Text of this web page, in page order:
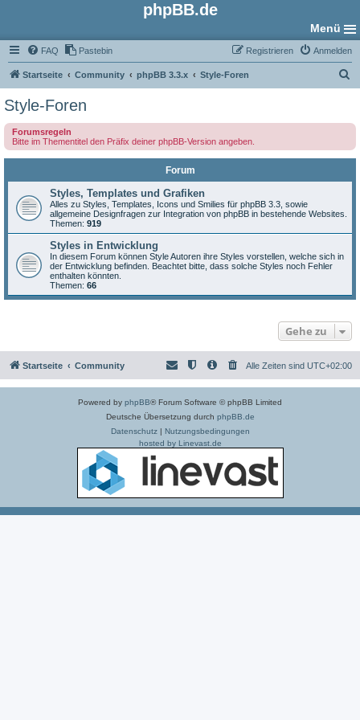
phpBB.de
Menü
FAQ Pastebin Anmelden
Registrieren
Startseite Community phpBB 3.3.x Style-Foren
e
Style-Foren
Forumsregeln
Bitte im Thementitel den Präfix deiner phpBB-Version angeben.
Forum
Styles, Templates und Grafiken
Alles zu Styles, Templates, Icons und Smilies für phpBB 3.3, sowie
allgemeine Designfragen zur Integration von phpBB in bestehende Websites.
Themen: 919
Styles in Entwicklung
In diesem Forum können Style Autoren ihre Styles vorstellen, welche sich in
der Entwicklung befinden. Beachtet bitte, dass solche Styles noch Fehler
enthalten könnten.
Themen: 66
Gehe zu
Startseite Community Alle Zeiten sind UTC+02:00
Powered by phpBB® Forum Software © phpBB Limited
Deutsche Übersetzung durch phpBB.de
Datenschutz| Nutzungsbedingungen
hosted by Linevast.de